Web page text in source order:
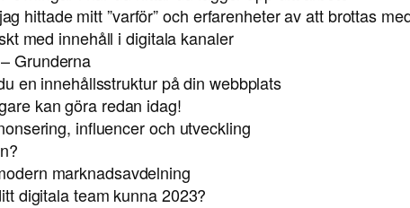
hittade mitt ”varför” och erfarenheter av att brottas
med innehåll i digitala kanaler
Grunderna
en innehållsstruktur på din webbplats
kan göra redan idag!
influencer och utveckling
marknadsavdelning
digitala team kunna 2023?